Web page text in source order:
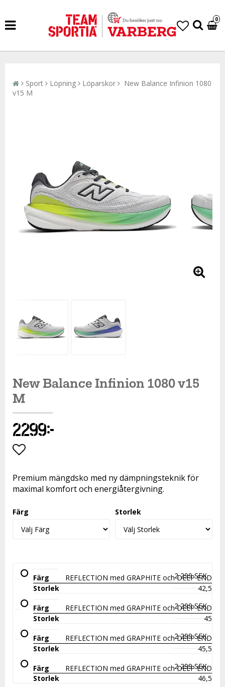
0
Sport Löpning Löparskor
New Balance Infinion 1080
v15 M
New Balance Infinion 1080 v15
M
2 299 kr
Premium mängdsko med ny dämpningsteknik för
maximal komfort och energiåtergivning.
Färg Storlek
2 299 SEK
REFLECTION med GRAPHITE och DEEP END
42,5
2 299 SEK
REFLECTION med GRAPHITE och DEEP END
45
2 299 SEK
REFLECTION med GRAPHITE och DEEP END
45,5
2 299 SEK
REFLECTION med GRAPHITE och DEEP END
46,5